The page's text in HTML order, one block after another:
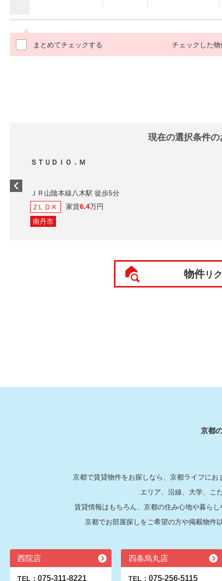
まとめてチェックする チェックした物
現在の選択条件
物件リ
京都
京都で賃貸物件をお探しなら、京都ライフに
エリア、沿線、大学、こ
賃貸情報はもちろん、京都の住み心地や暮ら
京都でお部屋探しをご希望の方や掲載物件
西院店
TEL： 075-311-8221
四条烏丸店
TEL： 075-256-5115